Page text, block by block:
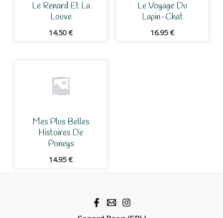
Le Renard Et La
Louve
14.50€
Le Voyage Du
Lapin-Chat
16.95€
Mes Plus Belles
Histoires De
Poneys
14.95€